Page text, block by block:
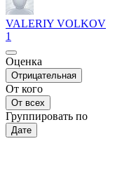
VALERIY VOLKOV
1
Оценка
Отрицательная
От кого
От всех
Группировать по
Дате